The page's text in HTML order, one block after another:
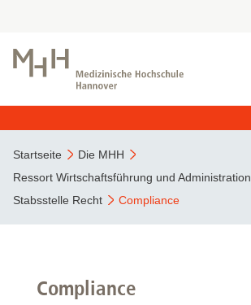
Startseite
Die MHH
Ressort Wirtschaftsführung und Administration
Stabsstelle Recht
Compliance
Compliance